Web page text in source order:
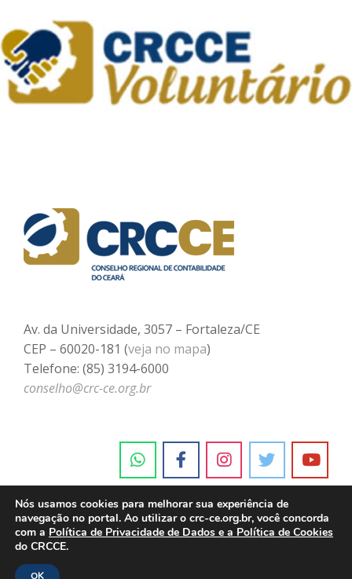
Av. da Universidade, 3057 – Fortaleza/CE
CEP – 60020-181 (veja no mapa)
Telefone: (85) 3194-6000
conselho@crc-ce.org.br
Nós usamos cookies para melhorar sua experiência de
navegação no portal. Ao utilizar o crc-ce.org.br, você concorda
com a Política de Privacidade de Dados e a Política de Cookies
do CRCCE.
OK